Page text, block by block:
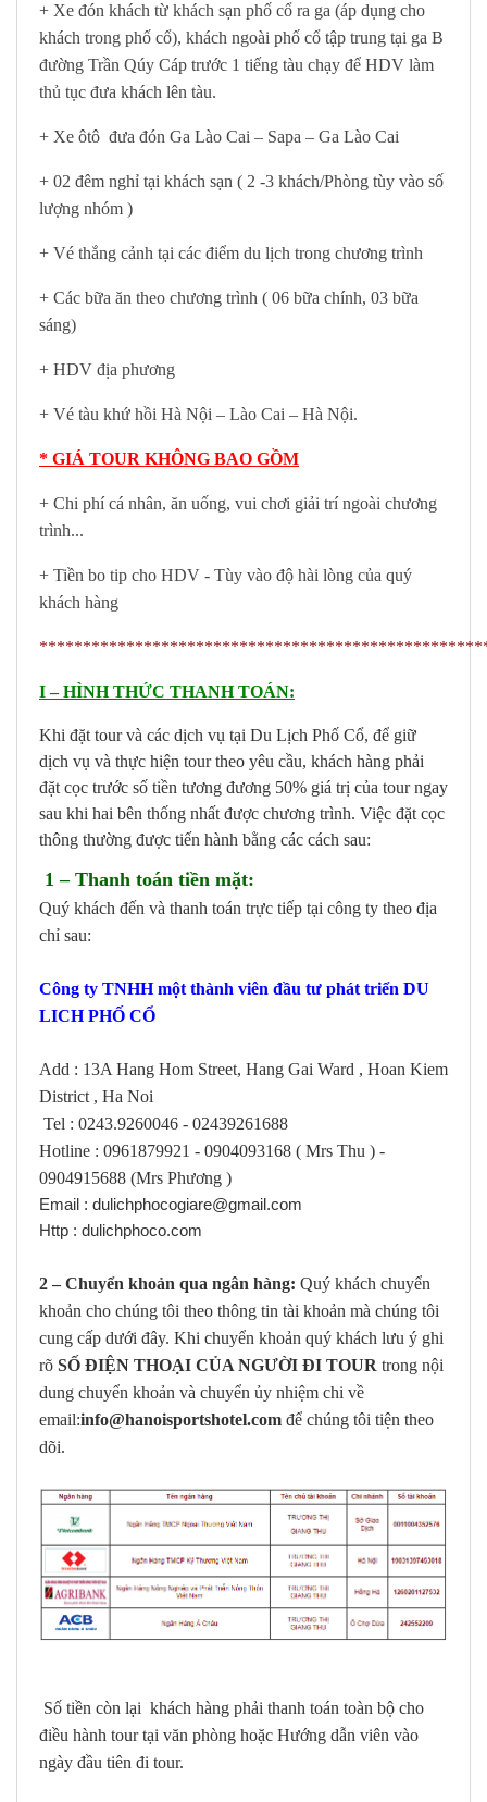
+ Xe đón khách từ khách sạn phố cổ ra ga (áp dụng cho
khách trong phố cổ), khách ngoài phố cổ tập trung tại ga B
đường Trần Qúy Cáp trước 1 tiếng tàu chạy để HDV làm
thủ tục đưa khách lên tàu.
+ Xe ôtô đưa đón Ga Lào Cai – Sapa – Ga Lào Cai
+ 02 đêm nghỉ tại khách sạn ( 2 -3 khách/Phòng tùy vào số
lượng nhóm )
+ Vé thắng cảnh tại các điểm du lịch trong chương trình
+ Các bữa ăn theo chương trình ( 06 bữa chính, 03 bữa
sáng)
+ HDV địa phương
+ Vé tàu khứ hồi Hà Nội – Lào Cai – Hà Nội.
* GIÁ TOUR KHÔNG BAO GỒM
+ Chi phí cá nhân, ăn uống, vui chơi giải trí ngoài chương
trình...
+ Tiền bo tip cho HDV - Tùy vào độ hài lòng của quý
khách hàng
I – HÌNH THỨC THANH TOÁN:
Khi đặt tour và các dịch vụ tại Du Lịch Phố Cổ, để giữ
dịch vụ và thực hiện tour theo yêu cầu, khách hàng phải
đặt cọc trước số tiền tương đương 50% giá trị của tour ngay
sau khi hai bên thống nhất được chương trình. Việc đặt cọc
thông thường được tiến hành bằng các cách sau:
1 – Thanh toán tiền mặt:
Quý khách đến và thanh toán trực tiếp tại công ty theo địa
chỉ sau:
Công ty TNHH một thành viên đầu tư phát triển DU
LICH PHỐ CỔ
Add : 13A Hang Hom Street, Hang Gai Ward , Hoan Kiem
District , Ha Noi
Tel : 0243.9260046 - 02439261688
Hotline : 0961879921 - 0904093168 ( Mrs Thu ) -
0904915688 (Mrs Phương )
Email : dulichphocogiare@gmail.com
Http : dulichphoco.com
2 – Chuyển khoản qua ngân hàng: Quý khách chuyển
khoản cho chúng tôi theo thông tin tài khoản mà chúng tôi
cung cấp dưới đây. Khi chuyển khoản quý khách lưu ý ghi
rõ SỐ ĐIỆN THOẠI CỦA NGƯỜI ĐI TOUR trong nội
dung chuyển khoản và chuyển ủy nhiệm chi về
email:info@hanoisportshotel.com để chúng tôi tiện theo
dõi.
Số tiền còn lại khách hàng phải thanh toán toàn bộ cho
điều hành tour tại văn phòng hoặc Hướng dẫn viên vào
ngày đầu tiên đi tour.